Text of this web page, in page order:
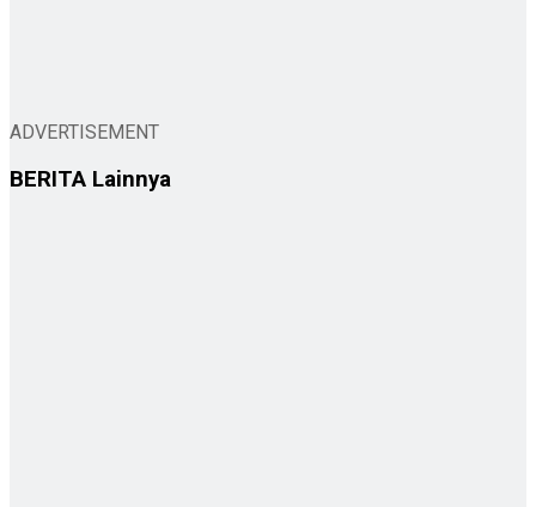
ADVERTISEMENT
BERITA Lainnya